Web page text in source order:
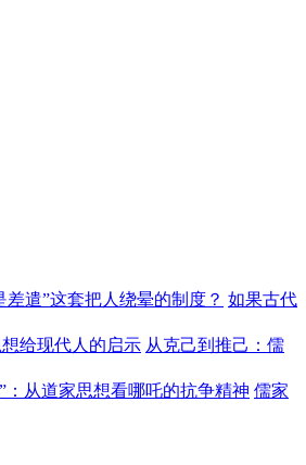
遣”这套把人绕晕的制度？ 如果古代
给现代人的启示 从克己到推己：儒
：从道家思想看哪吒的抗争精神 儒家